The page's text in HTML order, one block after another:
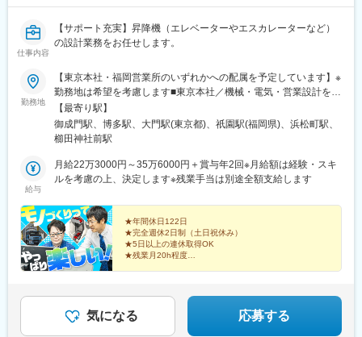
仕事内容
【サポート充実】昇降機（エレベーターやエスカレーターなど）
の設計業務をお任せします。
勤務地
【東京本社・福岡営業所のいずれかへの配属を予定しています】※
勤務地は希望を考慮します■東京本社／機械・電気・営業設計を募
集東京都港区芝大門1-1-1■福岡営業所／営業設計を募集福岡県福
岡市博多区博多駅前2-17-25 博多クリエイトビル1001号【受動喫
煙対策】屋内全面禁煙
【最寄り駅】
御成門駅、博多駅、大門駅(東京都)、祇園駅(福岡県)、浜松町駅、
櫛田神社前駅
給与
月給22万3000円～35万6000円＋賞与年2回※月給額は経験・スキ
ルを考慮の上、決定します※残業手当は別途全額支給します
★年間休日122日
★完全週休2日制（土日祝休み）
★5日以上の連休取得OK
★残業月20h程度
エレベーターやエスカレーターなど、
あらゆる場所にある昇降機を、
アイデアを活かして設計できます！
気になる 応募する